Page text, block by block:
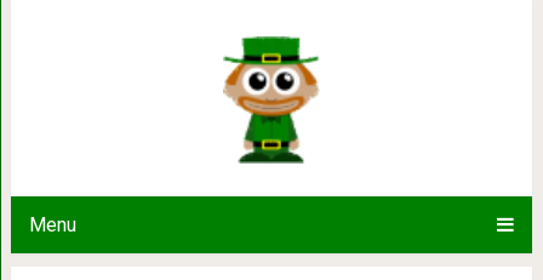
Menu
Свинка живёт в компании 5 собак